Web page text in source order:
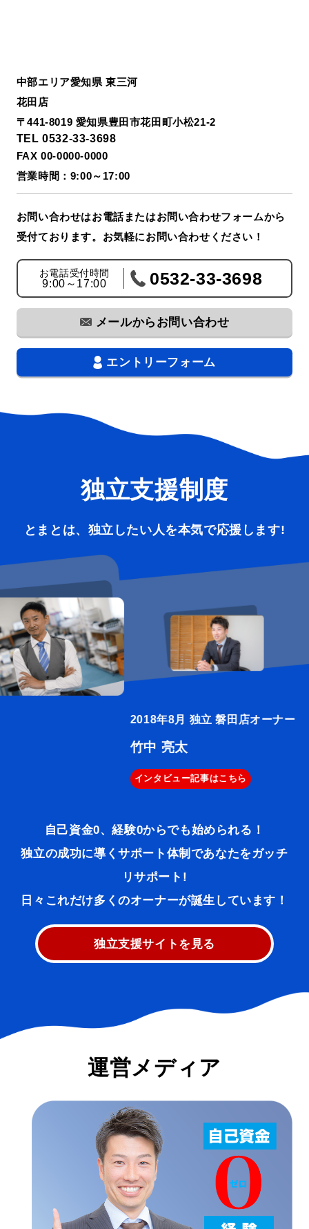
中部エリア愛知県 東三河
花田店
〒441-8019 愛知県豊田市花田町小松21-2
TEL 0532-33-3698
FAX 00-0000-0000
営業時間：9:00～17:00
お問い合わせはお電話またはお問い合わせフォームから
受付ております。お気軽にお問い合わせください！
お電話受付時間
9:00～17:00 0532-33-3698
メールからお問い合わせ
エントリーフォーム
独立支援制度
とまとは、独立したい人を本気で応援します!
2018年8月 独立 磐田店オーナー
インタビュー記事はこちら
自己資金0、経験0からでも始められる！
独立の成功に導くサポート体制であなたをガッチ
リサポート!
日々これだけ多くのオーナーが誕生しています！
独立支援サイトを見る
運営メディア